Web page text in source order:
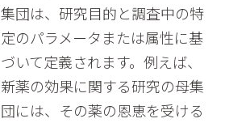
集団は、研究目的と調査中の特
定のパラメータまたは属性に基
づいて定義されます。例えば、
新薬の効果に関する研究の母集
団には、その薬の恩恵を受ける